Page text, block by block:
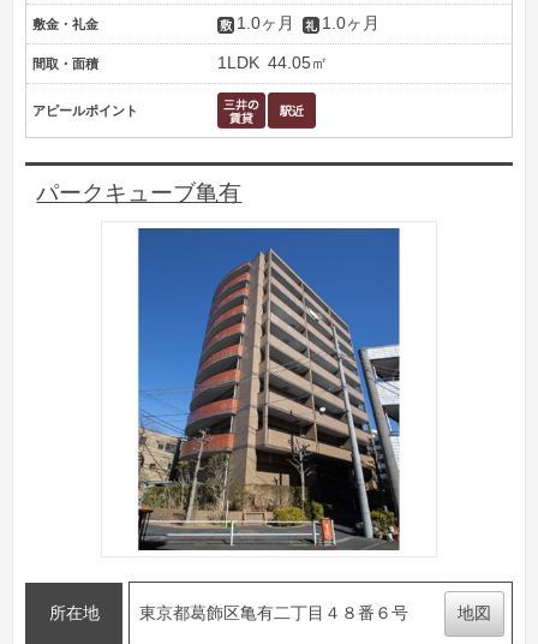
敷金・礼金 1.0ヶ月 1.0ヶ月
間取・面積 1LDK 44.05㎡
アピールポイント
パークキューブ亀有
所在地 東京都葛飾区亀有二丁目４８番６号 地図